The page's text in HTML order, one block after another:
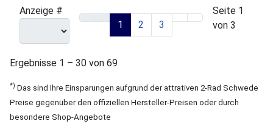
Anzeige #
1
2 3
Seite 1
von 3
Ergebnisse 1 – 30 von 69
*) Das sind Ihre Einsparungen aufgrund der attrativen 2-Rad Schwede
Preise gegenüber den offiziellen Hersteller-Preisen oder durch
besondere Shop-Angebote